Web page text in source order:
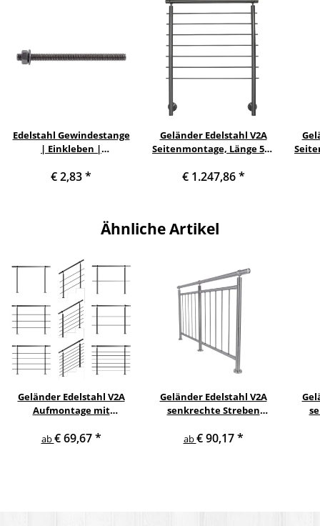
Edelstahl Gewindestange
| Einkleben |
115mm
€ 2,83*
Geländer Edelstahl V2A
Seitenmontage, Länge 500
Querstreben und
€ 1.247,86*
Ähnliche Artikel
Geländer Edelstahl V2A
Aufmontage mit
Querstreben
ab€ 69,67*
Geländer Edelstahl V2A
senkrechte Streben
ab€ 90,17*